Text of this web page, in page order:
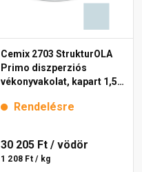
Cemix 2703 StrukturOLA
Primo diszperziós
vékonyvakolat, kapart 1,5
Rendelésre
30 205 Ft / vödör
1 208 Ft / kg